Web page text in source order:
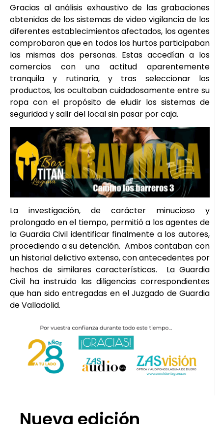
Gracias al análisis exhaustivo de las grabaciones
obtenidas de los sistemas de video vigilancia de los
diferentes establecimientos afectados, los agentes
comprobaron que en todos los hurtos participaban
las mismas dos personas. Estas accedían a los
comercios con una actitud aparentemente
tranquila y rutinaria, y tras seleccionar los
productos, los ocultaban cuidadosamente entre su
ropa con el propósito de eludir los sistemas de
seguridad y salir del local sin pasar por caja.
La investigación, de carácter minucioso y
prolongado en el tiempo, permitió a los agentes de
la Guardia Civil identificar finalmente a los autores,
procediendo a su detención. Ambos contaban con
un historial delictivo extenso, con antecedentes por
hechos de similares características. La Guardia
Civil ha instruido las diligencias correspondientes
que han sido entregadas en el Juzgado de Guardia
de Valladolid.
Nueva edición